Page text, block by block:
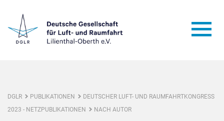
DGLR PUBLIKATIONEN
DEUTSCHER LUFT- UND RAUMFAHRTKONGRESS
2023 - NETZPUBLIKATIONEN
NACH AUTOR